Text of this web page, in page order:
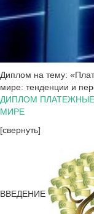
Диплом на тему:
мире: тенденции и
ДИПЛОМ
МИРЕ
[свернуть]
ВВЕДЕНИЕ